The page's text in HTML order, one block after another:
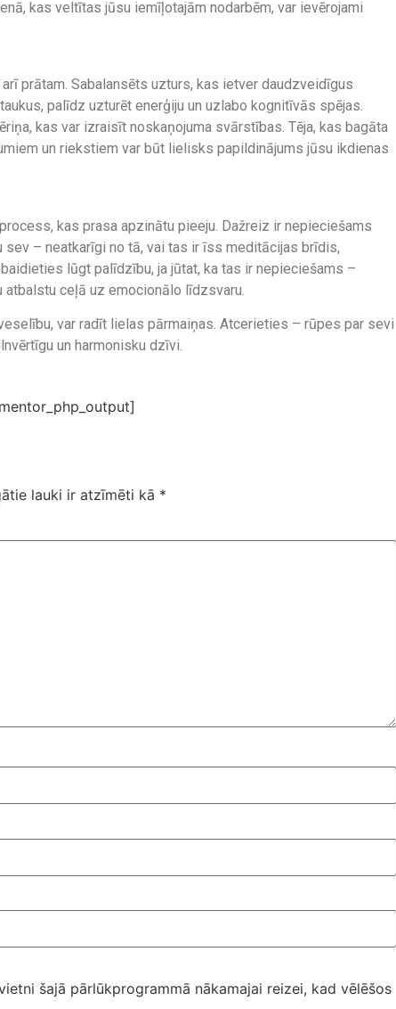
kas veltītas jūsu iemīļotajām nodarbēm, var ievērojami
prātam. Sabalansēts uzturs, kas ietver daudzveidīgus
palīdz uzturēt enerģiju un uzlabo kognitīvās spējas.
kas var izraisīt noskaņojuma svārstības. Tēja, kas bagāta
un riekstiem var būt lielisks papildinājums jūsu ikdienas
kas prasa apzinātu pieeju. Dažreiz ir nepieciešams
– neatkarīgi no tā, vai tas ir īss meditācijas brīdis,
lūgt palīdzību, ja jūtat, ka tas ir nepieciešams –
ceļā uz emocionālo līdzsvaru.
var radīt lielas pārmaiņas. Atcerieties – rūpes par sevi
un harmonisku dzīvi.
lauki ir atzīmēti kā *
šajā pārlūkprogrammā nākamajai reizei, kad vēlēšos